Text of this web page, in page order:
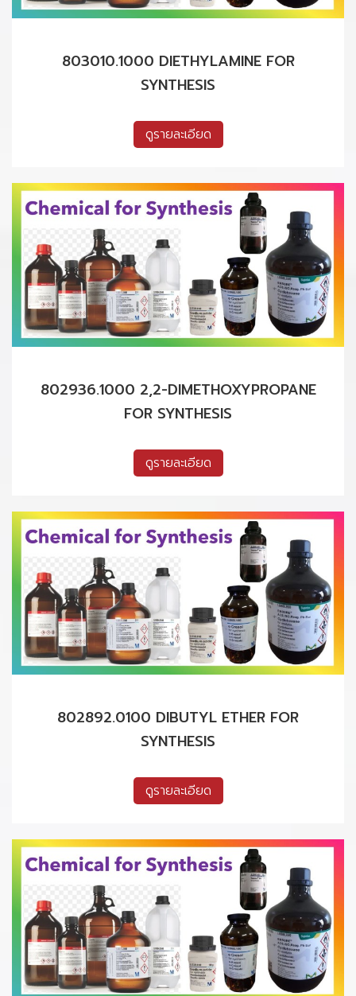
803010.1000 DIETHYLAMINE FOR
SYNTHESIS
ดูรายละเอียด
802936.1000 2,2-DIMETHOXYPROPANE
FOR SYNTHESIS
ดูรายละเอียด
802892.0100 DIBUTYL ETHER FOR
SYNTHESIS
ดูรายละเอียด